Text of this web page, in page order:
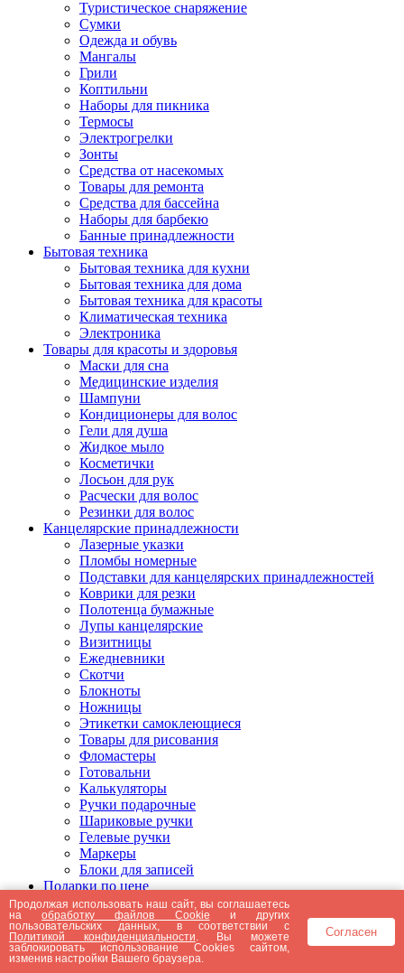
Туристическое снаряжение
Сумки
Одежда и обувь
Мангалы
Грили
Коптильни
Наборы для пикника
Термосы
Электрогрелки
Зонты
Средства от насекомых
Товары для ремонта
Средства для бассейна
Наборы для барбекю
Банные принадлежности
Бытовая техника
Бытовая техника для кухни
Бытовая техника для дома
Бытовая техника для красоты
Климатическая техника
Электроника
Товары для красоты и здоровья
Маски для сна
Медицинские изделия
Шампуни
Кондиционеры для волос
Гели для душа
Жидкое мыло
Косметички
Лосьон для рук
Расчески для волос
Резинки для волос
Канцелярские принадлежности
Лазерные указки
Пломбы номерные
Подставки для канцелярских принадлежностей
Коврики для резки
Полотенца бумажные
Лупы канцелярские
Визитницы
Ежедневники
Скотчи
Блокноты
Ножницы
Этикетки самоклеющиеся
Товары для рисования
Фломастеры
Готовальни
Калькуляторы
Ручки подарочные
Шариковые ручки
Гелевые ручки
Маркеры
Блоки для записей
Подарки по цене
Подарки от 5000 рублей
Подарки до 5000 рублей
Подарки до 3000 рублей
Подарки до 2000 рублей
Подарки до 1000 рублей
Продолжая использовать наш сайт, вы соглашаетесь
наобработку файлов Cookie и других
пользовательских данных, в соответствии с
Политикой конфиденциальности . Вы можете
заблокировать использование Cookies сайтом,
изменив настройки Вашего браузера.
Согласен